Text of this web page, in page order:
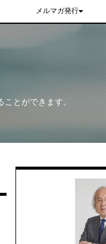
メルマガ発行
とができます。